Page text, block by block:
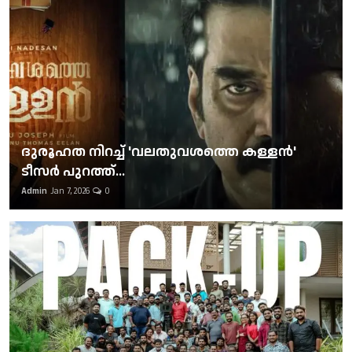
ദുരൂഹത നിറച്ച് 'വലതുവശത്തെ കള്ളന്‍'
ടീസര്‍ പുറത്ത്...
Admin Jan 7, 2026 0